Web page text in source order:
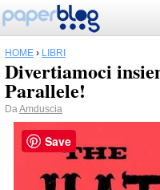
HOME › LIBRI
Divertiamoci
Parallele!
DaAmduscia
Save